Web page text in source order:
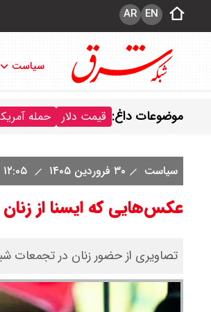
EN
AR
سیاست
موضوعات داغ: قیمت دلار حمله
سیاست ۳۰ فروردین ۱۴۰۵
عکس‌هایی که ایسنا از
تصاویری از حضور زنان در تجمعات